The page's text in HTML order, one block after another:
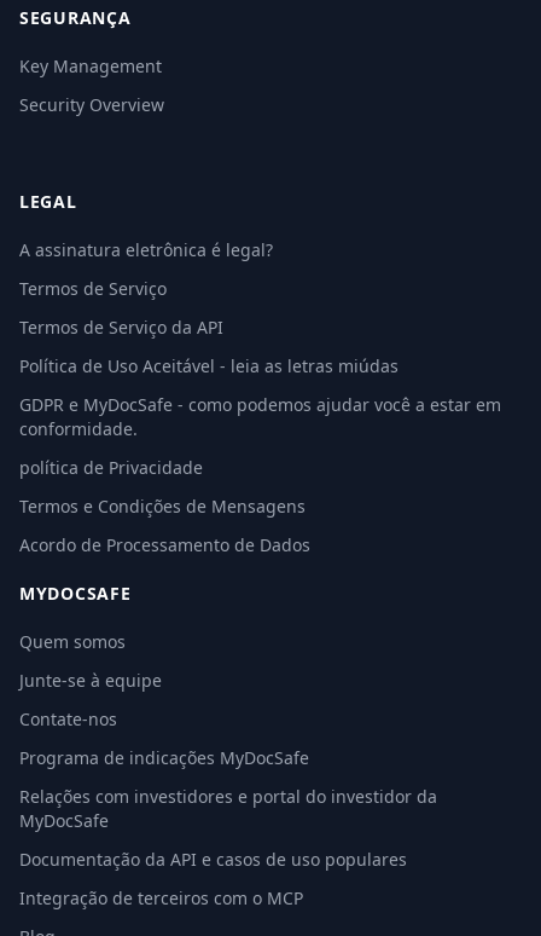
SEGURANÇA
Key Management
Security Overview
LEGAL
A assinatura eletrônica é legal?
Termos de Serviço
Termos de Serviço da API
Política de Uso Aceitável - leia as letras miúdas
GDPR e MyDocSafe - como podemos ajudar você a estar em
conformidade.
política de Privacidade
Termos e Condições de Mensagens
Acordo de Processamento de Dados
MYDOCSAFE
Quem somos
Junte-se à equipe
Contate-nos
Programa de indicações MyDocSafe
Relações com investidores e portal do investidor da
MyDocSafe
Documentação da API e casos de uso populares
Integração de terceiros com o MCP